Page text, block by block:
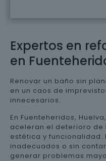
Expertos en
en
Renovar un baño sin
en un caos de
innecesarios.
En Fuenteheridos,
aceleran el deterioro de
estética y funcionalidad.
inadecuados o sin
generar problemas